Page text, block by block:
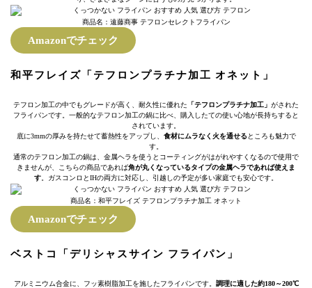
商品名：遠藤商事 テフロンセレクトフライパン
Amazonでチェック
和平フレイズ「テフロンプラチナ加工 オネット」
テフロン加工の中でもグレードが高く、耐久性に優れた 「テフロンプラチナ加工」 がされた
フライパンです。一般的なテフロン加工の鍋に比べ、購入したての使い心地が長持ちすると
されています。
底に3mmの厚みを持たせて蓄熱性をアップし、 食材にムラなく火を通せる ところも魅力で
す。
通常のテフロン加工の鍋は、金属ヘラを使うとコーティングがはがれやすくなるので使用で
きませんが、こちらの商品であれば角が丸くなっているタイプの金属ヘラであれば使えま
す 。ガスコンロとIHの両方に対応し、引越しの予定が多い家庭でも安心です。
商品名：和平フレイズ テフロンプラチナ加工 オネット
Amazonでチェック
ベストコ「デリシャスサイン フライパン」
アルミニウム合金に、フッ素樹脂加工を施したフライパンです。 調理に適した約180～200℃